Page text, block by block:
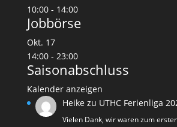
10:00- 14:00
Jobbörse
Okt. 17
14:00- 23:00
Saisonabschluss
Kalender anzeigen
Heike zu UTHC Ferienliga
Vielen Dank, wir waren zum